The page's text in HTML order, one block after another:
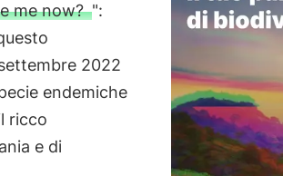
me now?":
2022
endemiche
ricco
e di